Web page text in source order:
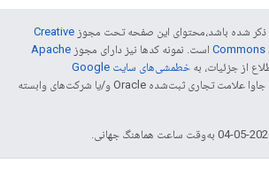
ذکر شده باشد،‌محتوای این صفحه تحت مجوز Creative
Commons است. نمونه کدها نیز دارای مجوز Apache
از جزئیات، به
خطمشی‌های سایت Google
مراجعه کنید. جاوا علامت تجاری ثبت‌شده Oracle و/یا شرکت‌های وابسته